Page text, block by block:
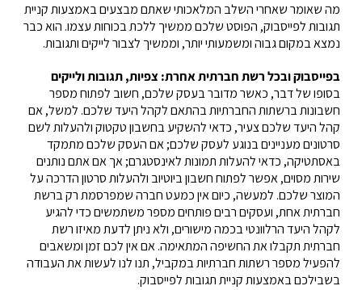
מה שאומר שאחרי השלב המלאכותי שאתם מבצעים באמצעות קניית
תגובות לפייסבוק, הפוסט שלכם ממשיך ללכת בכוחות עצמו. הוא כבר
נמצא במקום גבוה ומשמעותי יותר, וממשיך לצבור לייקים ותגובות.
בפייסבוק ובכל רשת חברתית אחרת: צפיות, תגובות ולייקים
בסופו של דבר, כאשר מדובר בעסק שלכם, חשוב לפתוח מספר
חשבונות ברשתות החברתיות בהתאם לקהל היעד שלכם. למשל, אם
קהל היעד שלכם צעיר, כדאי להשקיע בחשבון טקטוק ולהעלות לשם
סרטונים מעניינים בנוגע לעסק שלכם; אם העסק שלכם מתמקד
באסתטיקה, כדאי להעלות תמונות לאינסטגרם; אך אם אתם נותנים
שירות מסוים, אפשר לפתוח חשבון ביוטיוב ולהעלות סרטון הדרכה על
המוצר שלכם. למעשה, כיום אין כמעט חברה שמפרסמת רק ברשת
חברתית אחת, ועסקים רבים פותחים מספר משתמשים כדי להגיע
לקהל היעד הרלוונטי בכמה מישורים, ולא ניתן לדעת מאיזו רשת
חברתית תקבלו את החשיפה המתאימה. אם אין לכם זמן ומשאבים
להפעיל מספר רשתות חברתיות במקביל, תנו לנו לעשות את העבודה
בשבילכם באמצעות קניית תגובות לפייסבוק.